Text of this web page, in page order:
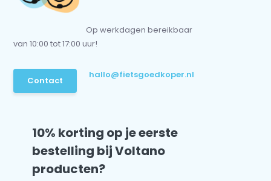
Op werkdagen bereikbaar
van 10:00 tot 17:00 uur!
Contact
hallo@fietsgoedkoper.nl
10% korting op je eerste
bestelling bij Voltano
producten?